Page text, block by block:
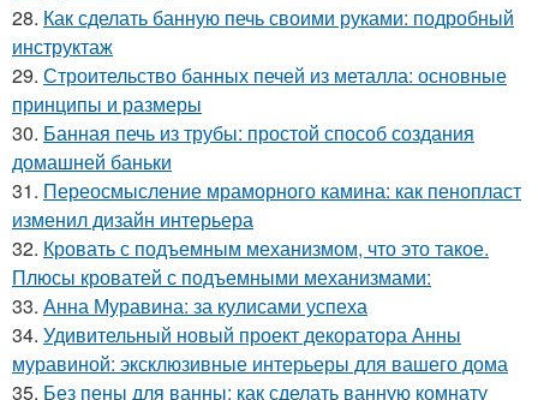
28. Как сделать банную печь своими руками: подробный
инструктаж
29. Строительство банных печей из металла: основные
принципы и размеры
30. Банная печь из трубы: простой способ создания
домашней баньки
31. Переосмысление мраморного камина: как пенопласт
изменил дизайн интерьера
32. Кровать с подъемным механизмом, что это такое.
Плюсы кроватей с подъемными механизмами:
33. Анна Муравина: за кулисами успеха
34. Удивительный новый проект декоратора Анны
муравиной: эксклюзивные интерьеры для вашего дома
35. Без пены для ванны: как сделать ванную комнату